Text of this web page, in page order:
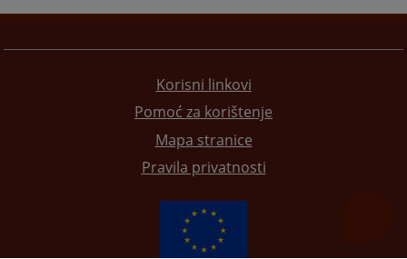
Korisni linkovi
Pomoć za korištenje
Mapa stranice
Pravila privatnosti